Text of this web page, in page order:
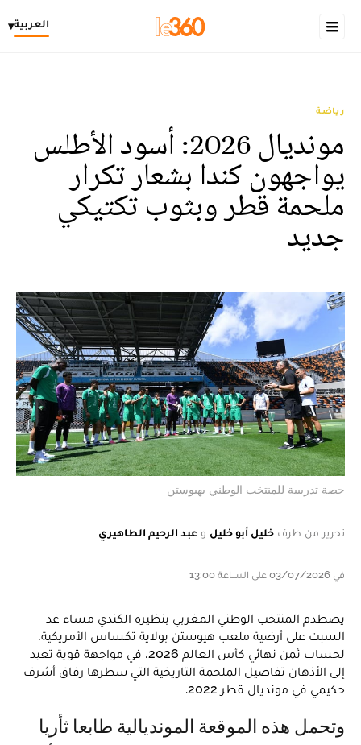
العربية▾
رياضة
مونديال 2026: أسود الأطلس
يواجهون كندا بشعار تكرار
ملحمة قطر وبثوب تكتيكي
جديد
حصة تدريبية للمنتخب الوطني بهيوستن
تحرير من طرف خليل أبو خليل و عبد الرحيم الطاهيري
في 03/07/2026 على الساعة 13:00
يصطدم المنتخب الوطني المغربي بنظيره الكندي مساء غد
السبت على أرضية ملعب هيوستن بولاية تكساس الأمريكية،
لحساب ثمن نهائي كأس العالم 2026، في مواجهة قوية تعيد
إلى الأذهان تفاصيل الملحمة التاريخية التي سطرها رفاق أشرف
حكيمي في مونديال قطر 2022.
وتحمل هذه الموقعة المونديالية طابعا ثأريا